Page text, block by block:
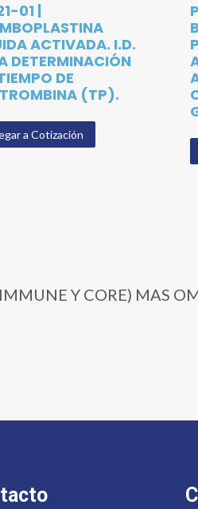
01 |
ACTIVADA. I.D.
DETERMINACIÓN
DE
(TP).
a Cotización
Y CORE) MAS